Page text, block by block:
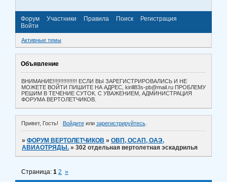
Форум Участники Правила Поиск
Регистрация
Войти
Активные темы
Объявление
ВНИМАНИЕ!!!!!!!!!!!!!!!! ЕСЛИ ВЫ ЗАРЕГИСТРИРОВАЛИСЬ И НЕ
МОЖЕТЕ ВОЙТИ ПИШИТЕ НА АДРЕС, kirill83s-pb@mail.ru ПРОБЛЕМУ
РЕШИМ В ТЕЧЕНИЕ СУТОК. С УВАЖЕНИЕМ, АДМИНИСТРАЦИЯ
ФОРУМА ВЕРТОЛЕТЧИКОВ.
Привет, Гость! Войдитеили зарегистрируйтесь.
»ФОРУМ ВЕРТОЛЕТЧИКОВ »ОВП, ОСАП, ОАЭ,
АВИАОТРЯДЫ. »302 отдельная вертолетная эскадрилья
Страница:1 2 »